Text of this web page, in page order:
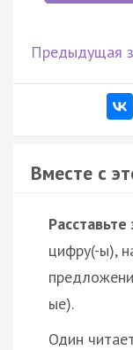
Предыдущая
Вместе с
цифру(-ы),
ые).
Один